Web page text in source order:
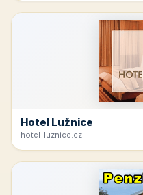
Hotel Lužnice
hotel-luznice.cz